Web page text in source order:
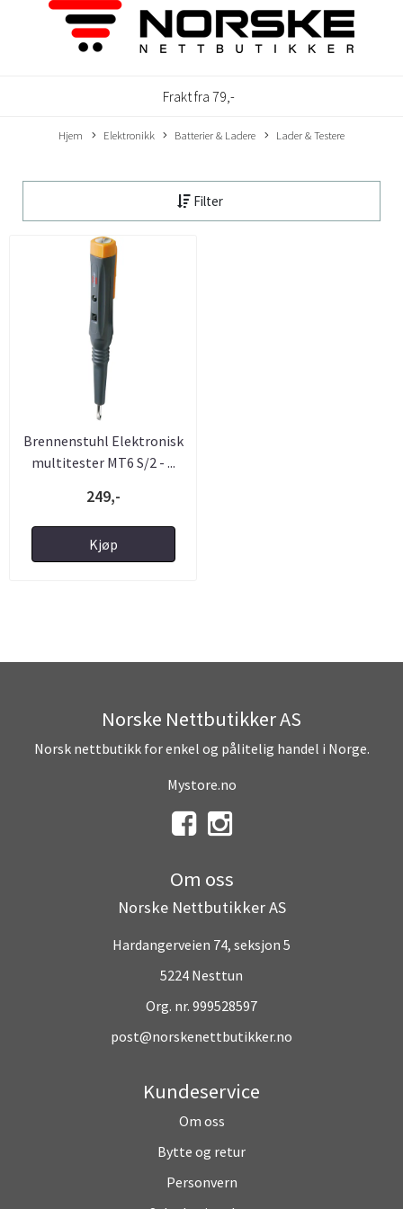
Frakt fra 79,-
Hjem Elektronikk Batterier & Ladere Lader & Testere
Filter
Brennenstuhl Elektronisk
multitester MT6 S/2 - ...
249,-
Kjøp
Norske Nettbutikker AS
Norsk nettbutikk for enkel og pålitelig handel i Norge.
Mystore.no
Om oss
Norske Nettbutikker AS
Hardangerveien 74, seksjon 5
5224 Nesttun
Org. nr. 999528597
post@norskenettbutikker.no
Kundeservice
Om oss
Bytte og retur
Personvern